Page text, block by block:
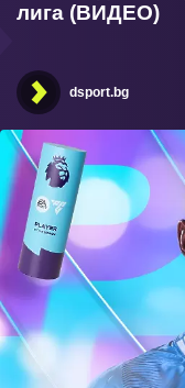
лига (ВИДЕО)
dsport.bg